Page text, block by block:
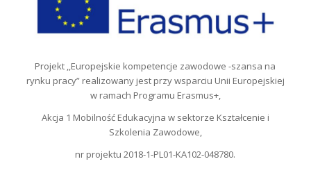
Projekt ,,Europejskie kompetencje zawodowe -szansa na
rynku pracy” realizowany jest przy wsparciu Unii Europejskiej
w ramach Programu Erasmus+,
Akcja 1 Mobilność Edukacyjna w sektorze Kształcenie i
Szkolenia Zawodowe,
nr projektu 2018-1-PL01-KA102-048780.